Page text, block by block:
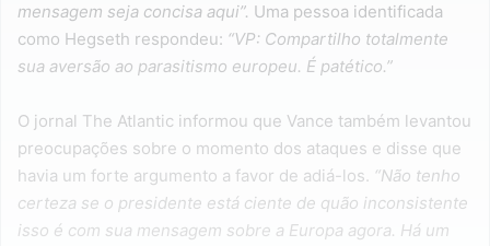
mensagem seja concisa aqui”. Uma pessoa identificada
como Hegseth respondeu: “VP: Compartilho totalmente
sua aversão ao parasitismo europeu. É patético.”
O jornal The Atlantic informou que Vance também levantou
preocupações sobre o momento dos ataques e disse que
havia um forte argumento a favor de adiá-los. “Não tenho
certeza se o presidente está ciente de quão inconsistente
isso é com sua mensagem sobre a Europa agora. Há um